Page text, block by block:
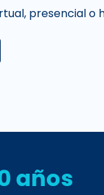
presencial o
años